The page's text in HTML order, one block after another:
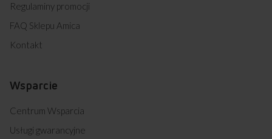
Regulaminy promocji
FAQ Sklepu Amica
Kontakt
Wsparcie
Centrum Wsparcia
Usługi gwarancyjne